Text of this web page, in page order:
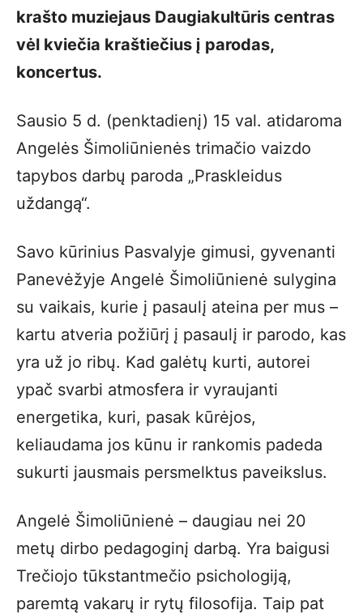
krašto muziejaus Daugiakultūris centras
vėl kviečia kraštiečius į parodas,
koncertus.
Sausio 5 d. (penktadienį) 15 val. atidaroma
Angelės Šimoliūnienės trimačio vaizdo
tapybos darbų paroda „Praskleidus
uždangą“.
Savo kūrinius Pasvalyje gimusi, gyvenanti
Panevėžyje Angelė Šimoliūnienė sulygina
su vaikais, kurie į pasaulį ateina per mus –
kartu atveria požiūrį į pasaulį ir parodo, kas
yra už jo ribų. Kad galėtų kurti, autorei
ypač svarbi atmosfera ir vyraujanti
energetika, kuri, pasak kūrėjos,
keliaudama jos kūnu ir rankomis padeda
sukurti jausmais persmelktus paveikslus.
Angelė Šimoliūnienė – daugiau nei 20
metų dirbo pedagoginį darbą. Yra baigusi
Trečiojo tūkstantmečio psichologiją,
paremtą vakarų ir rytų filosofija. Taip pat